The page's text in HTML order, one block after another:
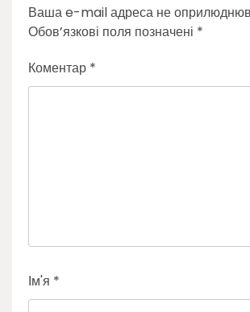
Ваша e-mail адреса не
Обов’язкові поля позначені *
Коментар *
Ім'я *